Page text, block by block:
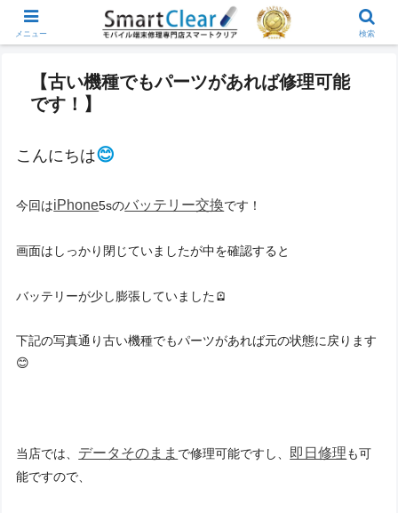
【古い機種でもパーツがあれば修理可能
です！】
こんにちは😊
今回はiPhone5sのバッテリー交換です！
画面はしっかり閉じていましたが中を確認すると
バッテリーが少し膨張していました🪫
下記の写真通り古い機種でもパーツがあれば元の状態に戻ります
😊
当店では、 データそのまま で修理可能ですし、 即日修理も可
能ですので、
メニュー 検索